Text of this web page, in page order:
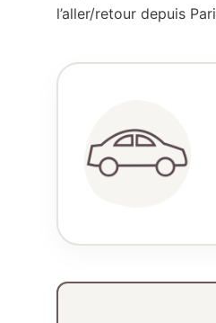
l’aller/retour depuis